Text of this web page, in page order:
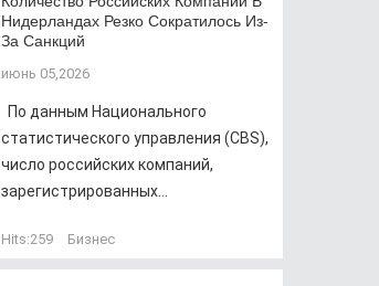
Нидерландах Резко Сократилось Из-
За Санкций
июнь 05,2026
По данным Национального
статистического управления (CBS),
число российских компаний,
зарегистрированных...
Hits:259 Бизнес